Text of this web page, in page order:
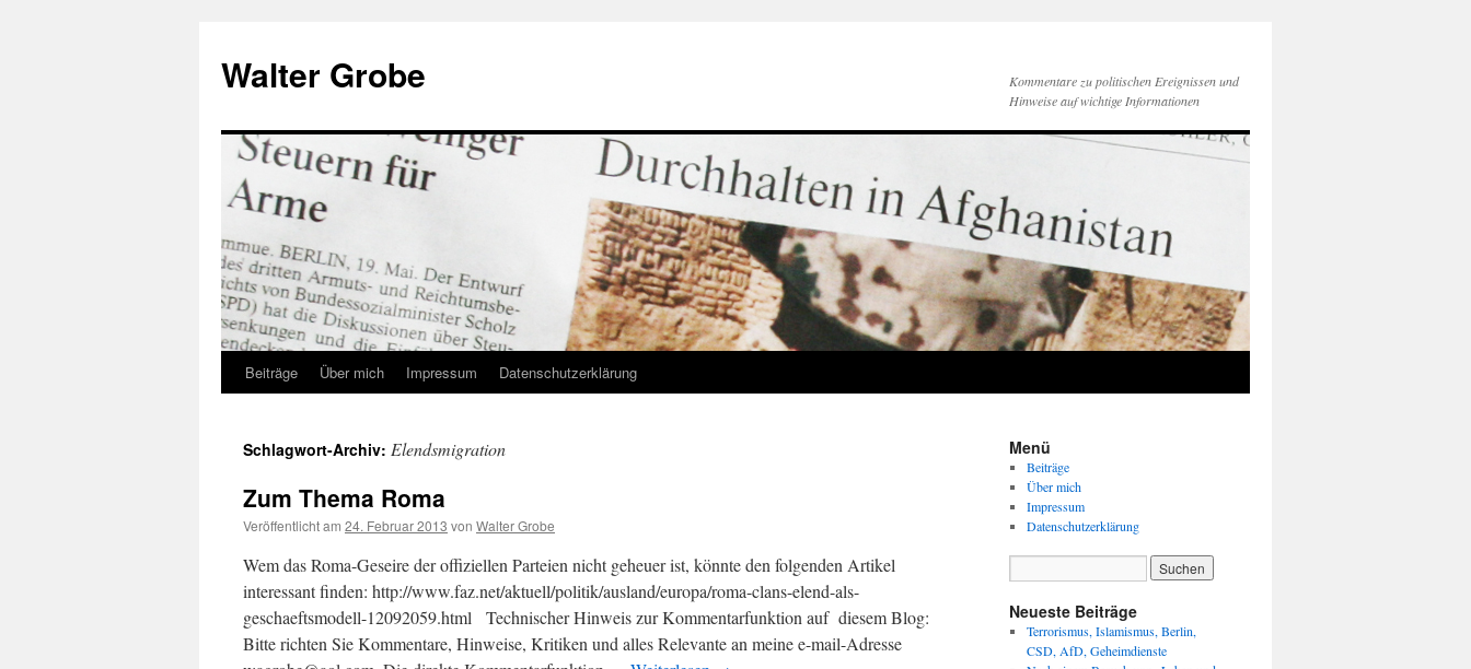
springen
Walter Grobe
Kommentare zu politischen Ereignissen und
Hinweise auf wichtige Informationen
Beiträge Über mich Impressum Datenschutzerklärung
Schlagwort-Archiv: Elendsmigration
Zum Thema Roma
Veröffentlicht am 24. Februar 2013 von Walter Grobe
Wem das Roma-Geseire der offiziellen Parteien nicht geheuer ist, könnte den folgenden Artikel
interessant finden: http://www.faz.net/aktuell/politik/ausland/europa/roma-clans-elend-als-
geschaeftsmodell-12092059.html Technischer Hinweis zur Kommentarfunktion auf diesem Blog:
Bitte richten Sie Kommentare, Hinweise, Kritiken und alles Relevante an meine e-mail-Adresse
Menü
Beiträge
Über mich
Impressum
Datenschutzerklärung
Neueste Beiträge
Terrorismus, Islamismus, Berlin,
CSD, AfD, Geheimdienste